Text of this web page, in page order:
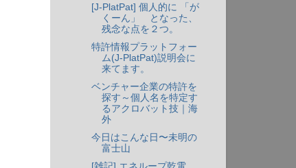
[J-PlatPat] 個人的に 「が
くーん」 となった、
残念な点を２つ。
特許情報プラットフォー
ム(J-PlatPat)説明会に
来てます。
ベンチャー企業の特許を
探す～個人名を特定す
るアクロバット技｜海
外
今日はこんな日〜未明の
富士山